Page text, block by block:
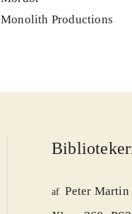
Monolith Productions
af Peter Martin